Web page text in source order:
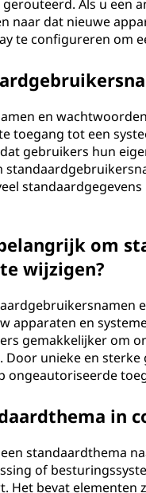
Als u een
naar dat nieuwe
te configureren om
en
toegang tot een
gebruikers hun
om
wijzigen?
apparaten en
gemakkelijker om
unieke en
ongeautoriseerde
in
standaardthema
of
Het bevat